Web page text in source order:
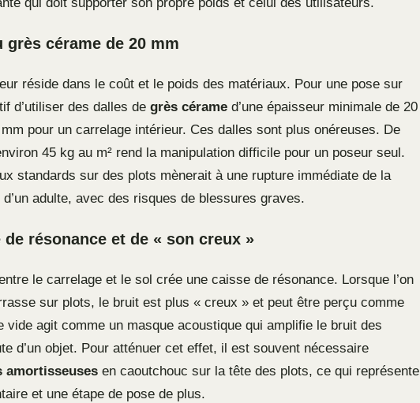
qui doit supporter son propre poids et celui des utilisateurs.
grès cérame de 20 mm
réside dans le coût et le poids des matériaux. Pour une pose sur
d’utiliser des dalles de grès cérame d’une épaisseur minimale de 20
pour un carrelage intérieur. Ces dalles sont plus onéreuses. De
45 kg au m² rend la manipulation difficile pour un poseur seul.
standards sur des plots mènerait à une rupture immédiate de la
adulte, avec des risques de blessures graves.
de résonance et de « son creux »
le carrelage et le sol crée une caisse de résonance. Lorsque l’on
sur plots, le bruit est plus « creux » et peut être perçu comme
vide agit comme un masque acoustique qui amplifie le bruit des
d’un objet. Pour atténuer cet effet, il est souvent nécessaire
amortisseuses en caoutchouc sur la tête des plots, ce qui représente
et une étape de pose de plus.